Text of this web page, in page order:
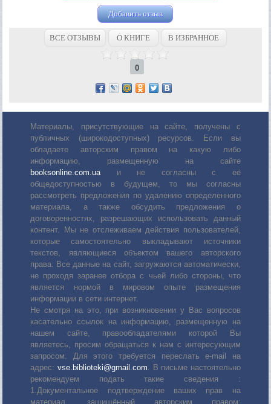
Добавить отзыв
ВСЕ ОТЗЫВЫ О КНИГЕ В ИЗБРАННОЕ
0
Материалы, присутствующие на сайте, получены с
публичных (широкодоступных) ресурсов. Если вы
обладаете авторским правом на какую либо
информацию, размещенную на сайте
booksonline.com.uaи не согласны с её
общедоступностью в будущем, то мы согласны
рассмотреть предложения по удалению определенного
материала, а также обсудить предложения о
договоренностях, разрешающих использовать данный
контент. Мы не отслеживаем действия пользователей,
которые самостоятельно выкладывают источники
текстов, являющиеся объектом вашего авторского
права. Все данные на сайт, загружаются автоматически,
не проходя заранее отбора с чьей либо стороны, что
является нормой в мировом опыте размещения
информации в сети интернет.
Не смотря на это, при возникновении у Вас вопросов
касательно ссылок на информацию, размещенную на
нашем сайте, правообладателями которой Вы
являетесь, просим обращаться к нам с интересующим
запросом. Для этого требуется переслать е-mail на
адрес: vse.biblioteki@gmail.com. В письме настоятельно
рекомендуем подать такие сведения :
1.Документальное подтверждение ваших прав на
материал, защищённый авторским правом: